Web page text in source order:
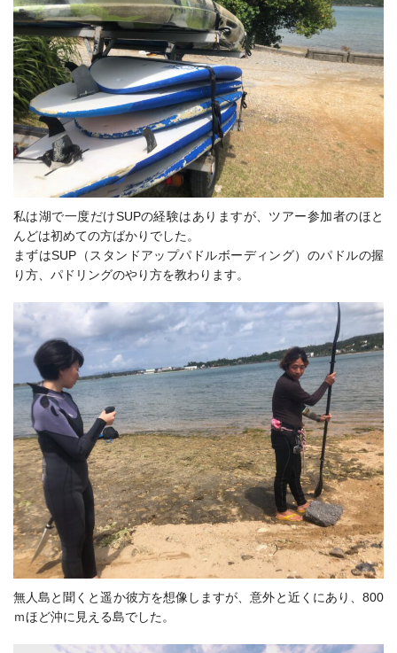
私は湖で一度だけSUPの経験はありますが、ツアー参加者のほと
んどは初めての方ばかりでした。
まずはSUP（スタンドアップパドルボーディング）のパドルの握
り方、パドリングのやり方を教わります。
無人島と聞くと遥か彼方を想像しますが、意外と近くにあり、800
ｍほど沖に見える島でした。